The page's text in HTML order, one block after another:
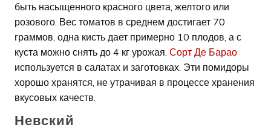
быть насыщенного красного цвета, желтого или
розового. Вес томатов в среднем достигает 70
граммов, одна кисть дает примерно 10 плодов, а с
куста можно снять до 4 кг урожая. Сорт Де Барао
используется в салатах и заготовках. Эти помидоры
хорошо хранятся, не утрачивая в процессе хранения
вкусовых качеств.
Невский